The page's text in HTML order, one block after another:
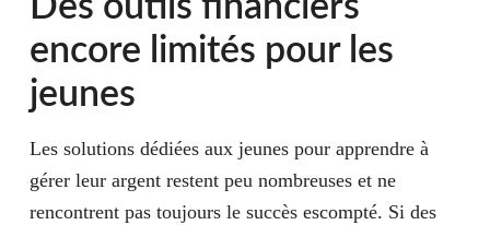
Des outils financiers
encore limités pour les
jeunes
Les solutions dédiées aux jeunes pour apprendre à
gérer leur argent restent peu nombreuses et ne
rencontrent pas toujours le succès escompté. Si des